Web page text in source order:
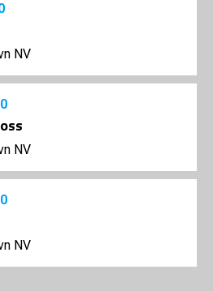
NV
NV
NV